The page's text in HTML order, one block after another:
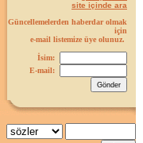
site içinde ara
Güncellemelerden haberdar olmak
için
e-mail listemize üye olunuz.
İsim:
E-mail: